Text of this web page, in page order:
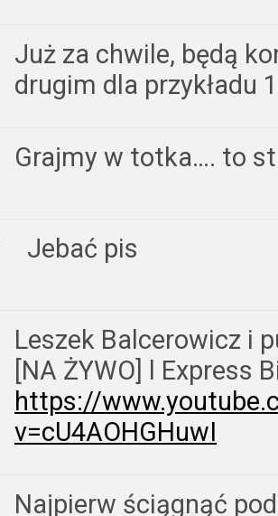
Już za chwile, będą
drugim dla przykładu
Grajmy w totka…. to
Jebać pis
Leszek Balcerowicz i
[NA ŻYWO] l Express
https://
v=cU4AOHGHuwI
Najpierw ściągnąć